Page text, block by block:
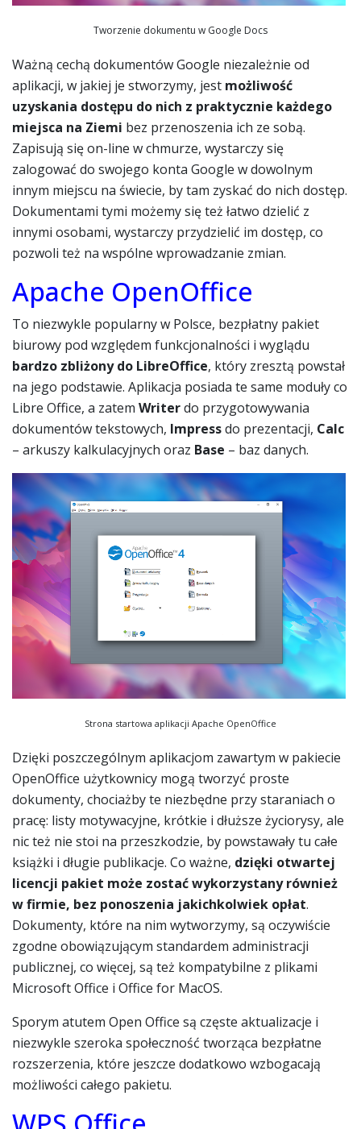
Tworzenie dokumentu w Google Docs
Ważną cechą dokumentów Google niezależnie od
aplikacji, w jakiej je stworzymy, jest możliwość
uzyskania dostępu do nich z praktycznie każdego
miejsca na Ziemi bez przenoszenia ich ze sobą.
Zapisują się on-line w chmurze, wystarczy się
zalogować do swojego konta Google w dowolnym
innym miejscu na świecie, by tam zyskać do nich dostęp.
Dokumentami tymi możemy się też łatwo dzielić z
innymi osobami, wystarczy przydzielić im dostęp, co
pozwoli też na wspólne wprowadzanie zmian.
Apache OpenOffice
To niezwykle popularny w Polsce, bezpłatny pakiet
biurowy pod względem funkcjonalności i wyglądu
bardzo zbliżony do LibreOffice, który zresztą powstał
na jego podstawie. Aplikacja posiada te same moduły co
Libre Office, a zatem Writerdo przygotowywania
dokumentów tekstowych, Impressdo prezentacji, Calc
– arkuszy kalkulacyjnych oraz Base – baz danych.
Strona startowa aplikacji Apache OpenOffice
Dzięki poszczególnym aplikacjom zawartym w pakiecie
OpenOffice użytkownicy mogą tworzyć proste
dokumenty, chociażby te niezbędne przy staraniach o
pracę: listy motywacyjne, krótkie i dłuższe życiorysy, ale
nic też nie stoi na przeszkodzie, by powstawały tu całe
książki i długie publikacje. Co ważne, dzięki otwartej
licencji pakiet może zostać wykorzystany również
w firmie, bez ponoszenia jakichkolwiek opłat.
Dokumenty, które na nim wytworzymy, są oczywiście
zgodne obowiązującym standardem administracji
publicznej, co więcej, są też kompatybilne z plikami
Microsoft Office i Office for MacOS.
Sporym atutem Open Office są częste aktualizacje i
niezwykle szeroka społeczność tworząca bezpłatne
rozszerzenia, które jeszcze dodatkowo wzbogacają
możliwości całego pakietu.